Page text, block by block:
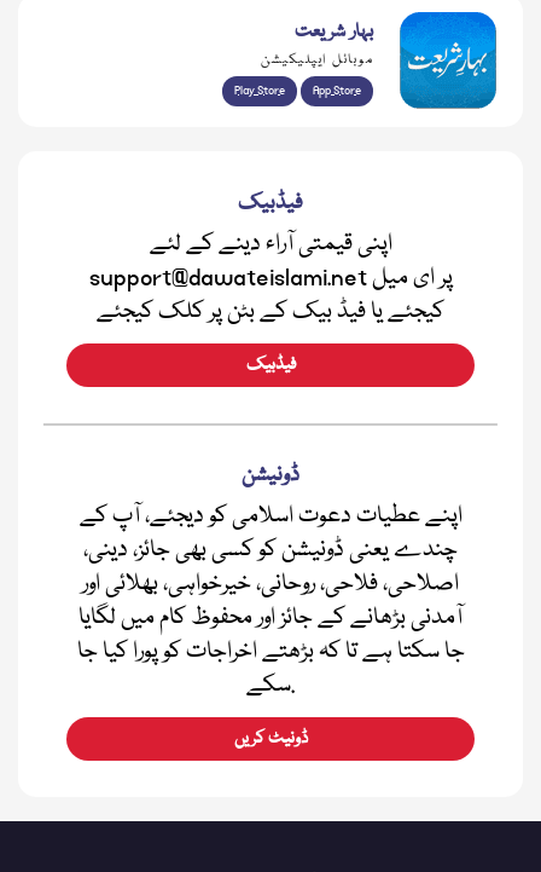
بہار شریعت
موبائل ایپلیکیشن
Play Store App Store
فیڈبیک
اپنی قیمتی آراء دینے کے لئے
support@dawateislami.net پر ای میل
کیجئے یا فیڈ بیک کے بٹن پر کلک کیجئے
فیڈبیک
ڈونیشن
اپنے عطیات دعوت اسلامی کو دیجئے، آپ کے
چندے یعنی ڈونیشن کو کسی بھی جائز، دینی،
اصلاحی، فلاحی، روحانی، خیرخواہی، بھلائی اور
آمدنی بڑھانے کے جائز اور محفوظ کام میں لگایا
جا سکتا ہے تا کہ بڑھتے اخراجات کو پورا کیا جا
سکے.
ڈونیٹ کریں